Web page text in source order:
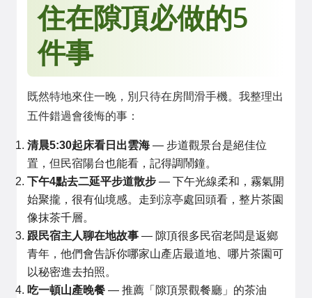
住在隙頂必做的5
件事
既然特地來住一晚，別只待在房間滑手機。我整理出
五件錯過會後悔的事：
清晨5:30起床看日出雲海 — 步道觀景台是絕佳位
置，但民宿陽台也能看，記得調鬧鐘。
下午4點去二延平步道散步 — 下午光線柔和，霧氣開
始聚攏，很有仙境感。走到涼亭處回頭看，整片茶園
像抹茶千層。
跟民宿主人聊在地故事 — 隙頂很多民宿老闆是返鄉
青年，他們會告訴你哪家山產店最道地、哪片茶園可
以秘密進去拍照。
吃一頓山產晚餐 — 推薦「隙頂景觀餐廳」的茶油